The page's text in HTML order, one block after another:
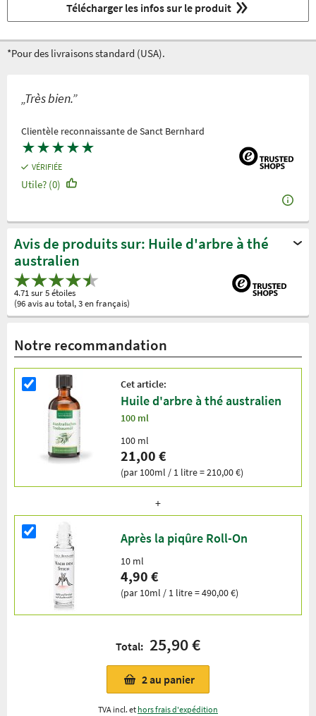
Télécharger les infos sur le produit
*Pour des livraisons standard (USA).
„Très bien.”
Clientèle reconnaissante de Sanct Bernhard
★★★★★
VÉRIFIÉE
Utile? (0)
Avis de produits sur: Huile d'arbre à thé
australien
4.71 sur 5 étoiles
(96 avis au total, 3 en français)
Notre recommandation
Cet article:
Huile d'arbre à thé australien
100 ml
100 ml
21,00 €
(par 100ml / 1 litre = 210,00 €)
Après la piqûre Roll-On
10 ml
4,90 €
(par 10ml / 1 litre = 490,00 €)
Total: 25,90 €
2au panier
TVA incl. et hors frais d'expédition